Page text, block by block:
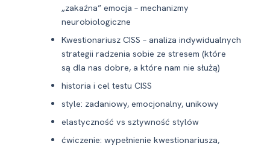
„zakaźna” emocja – mechanizmy
neurobiologiczne
Kwestionariusz CISS – analiza indywidualnych
strategii radzenia sobie ze stresem (które
są dla nas dobre, a które nam nie służą)
historia i cel testu CISS
style: zadaniowy, emocjonalny, unikowy
elastyczność vs sztywność stylów
ćwiczenie: wypełnienie kwestionariusza,